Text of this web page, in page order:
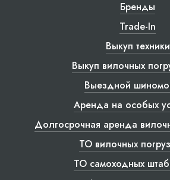
Бренды
Trade-In
Выкуп техники
Выкуп вилочных
Выездной
Аренда на особых
Долгосрочная аренда
ТО вилочных
ТО самоходных